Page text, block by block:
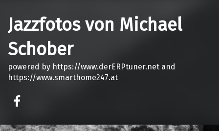
Jazzfotos von Michael
Schober
powered by https://www.derERPtuner.net and
https://www.smarthome247.at